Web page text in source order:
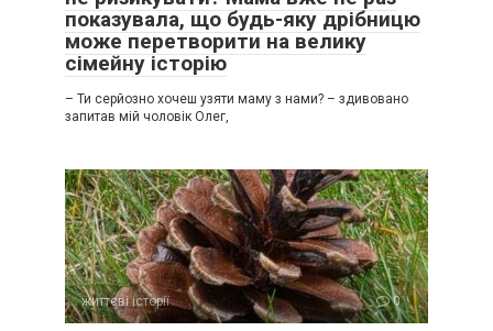
показувала, що будь-яку дрібницю
може перетворити на велику
сімейну історію
– Ти серйозно хочеш узяти маму з нами? – здивовано
запитав мій чоловік Олег,
життєві історії 0